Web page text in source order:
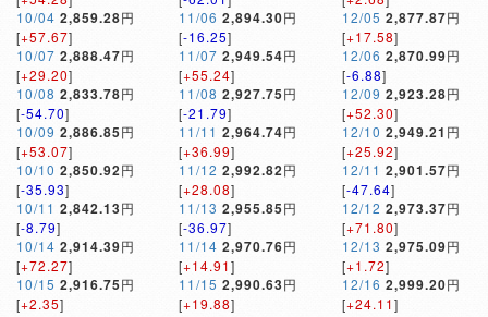
10/04 2,859.28円
[+57.67]
10/07 2,888.47円
[+29.20]
10/08 2,833.78円
[-54.70]
10/09 2,886.85円
[+53.07]
10/10 2,850.92円
[-35.93]
10/11 2,842.13円
[-8.79]
10/14 2,914.39円
[+72.27]
10/15 2,916.75円
[+2.35]
11/06 2,894.30円
[-16.25]
11/07 2,949.54円
[+55.24]
11/08 2,927.75円
[-21.79]
11/11 2,964.74円
[+36.99]
11/12 2,992.82円
[+28.08]
11/13 2,955.85円
[-36.97]
11/14 2,970.76円
[+14.91]
11/15 2,990.63円
[+19.88]
12/05 2,877.87円
[+17.58]
12/06 2,870.99円
[-6.88]
12/09 2,923.28円
[+52.30]
12/10 2,949.21 円
[+25.92]
12/11 2,901.57円
[-47.64]
12/12 2,973.37円
[+71.80]
12/13 2,975.09円
[+1.72]
12/16 2,999.20円
[+24.11]